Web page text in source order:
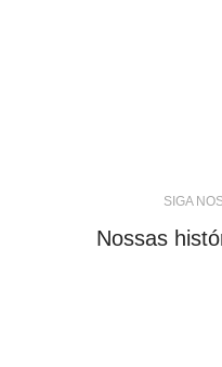
SIGA
Nossas